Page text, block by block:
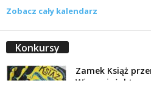
Zobacz cały kalendarz
Konkursy
Zamek Książ
Wiemy już, kto